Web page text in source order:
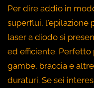
Per dire addio in
superflui, l'epilazione
laser a diodo si
ed efficiente. Perfetto
gambe, braccia e
duraturi. Se sei